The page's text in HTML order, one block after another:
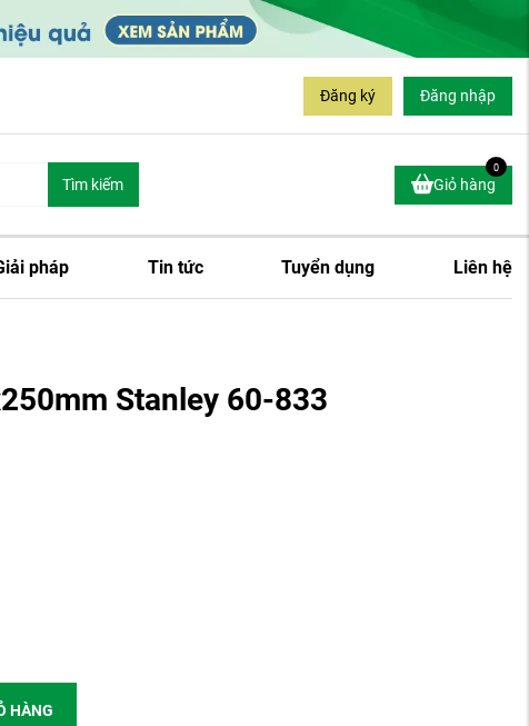
Đăng ký Đăng nhập
Tìm kiếm Giỏ hàng
0
pháp Tin tức Tuyển dụng Liên hệ
Stanley 60-833
HÀNG